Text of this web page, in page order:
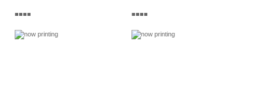
■■■■ ■■■■